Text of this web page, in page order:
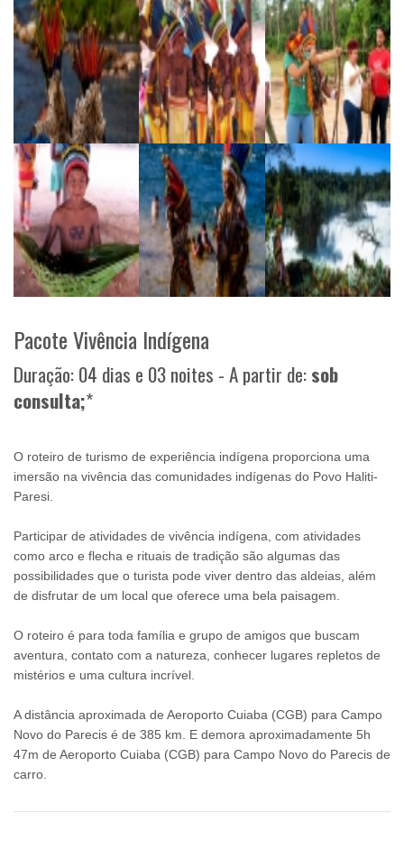
Pacote Vivência Indígena
Duração: 04 dias e 03 noites - A partir de:sob
consulta;*
O roteiro de turismo de experiência indígena proporciona uma
imersão na vivência das comunidades indígenas do Povo Haliti-
Paresi.
Participar de atividades de vivência indígena, com atividades
como arco e flecha e rituais de tradição são algumas das
possibilidades que o turista pode viver dentro das aldeias, além
de disfrutar de um local que oferece uma bela paisagem.
O roteiro é para toda família e grupo de amigos que buscam
aventura, contato com a natureza, conhecer lugares repletos de
mistérios e uma cultura incrível.
A distância aproximada de Aeroporto Cuiaba (CGB) para Campo
Novo do Parecis é de 385 km. E demora aproximadamente 5h
47m de Aeroporto Cuiaba (CGB) para Campo Novo do Parecis de
carro.